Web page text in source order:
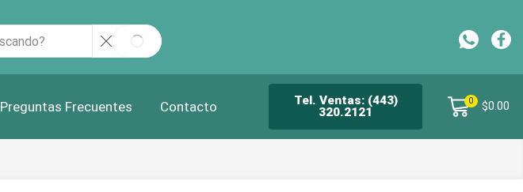
SEARCH
Preguntas Frecuentes Contacto
Tel. Ventas: (443)
320.2121
0 $0.00